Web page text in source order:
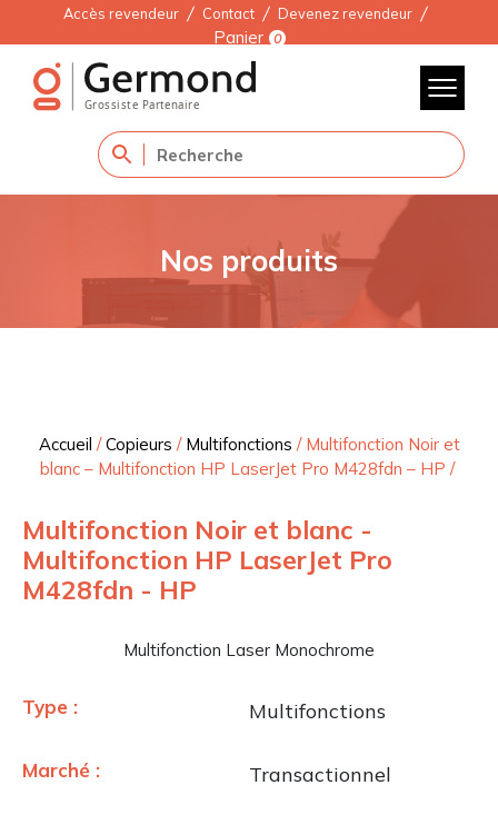
Accès revendeur Contact Devenez revendeur
Panier 0
Nos produits
Accueil /Copieurs / Multifonctions / Multifonction Noir et
blanc – Multifonction HP LaserJet Pro M428fdn – HP /
Multifonction Noir et blanc -
Multifonction HP LaserJet Pro
M428fdn - HP
Multifonction Laser Monochrome
Type : Multifonctions
Marché : Transactionnel